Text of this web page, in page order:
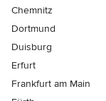
Chemnitz
Dortmund
Duisburg
Erfurt
Frankfurt am Main